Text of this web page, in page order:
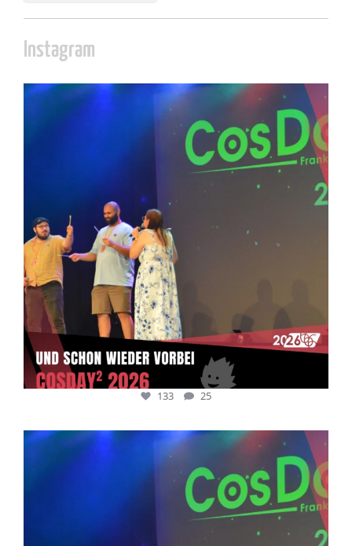
Instagram
cosday
Juli 5
133 25
133 25
cosday
Juli 5
133 25